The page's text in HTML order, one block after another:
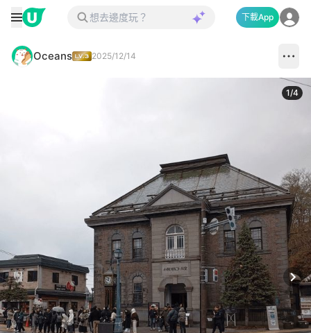
下載App
Oceans 2025/12/14
1/4